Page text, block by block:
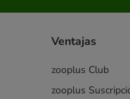
Ventajas
zooplus Club
zooplus